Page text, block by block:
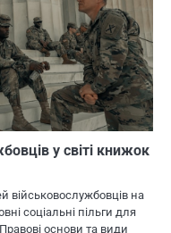
у світі книжок
військовослужбовців на
соціальні пільги для
основи та види